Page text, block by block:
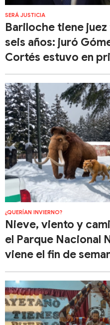
SERÁ JUSTICIA
Bariloche tiene
seis años: juró
Cortés estuvo en
¿QUERÍAN INVIERNO?
Nieve, viento y
el Parque Nacional
viene el fin de